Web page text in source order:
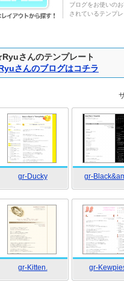
ブログをお使いの
されているテンプ
さんのテンプレート
さんのブログはコチラ
gr-Ducky gr-
gr-Kitten. gr-